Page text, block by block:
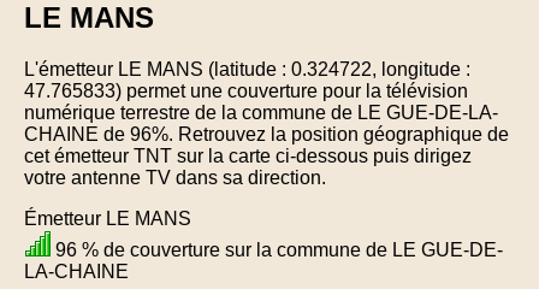
LE MANS
L'émetteur LE MANS (latitude : 0.324722, longitude :
47.765833) permet une couverture pour la télévision
numérique terrestre de la commune de LE GUE-DE-LA-
CHAINE de 96%. Retrouvez la position géographique de
cet émetteur TNT sur la carte ci-dessous puis dirigez
votre antenne TV dans sa direction.
Émetteur LE MANS
96 % de couverture sur la commune de LE GUE-DE-
LA-CHAINE